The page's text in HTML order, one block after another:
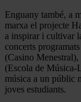
Enguany també, a
marxa el projecte
a inspirar i cultivar
concerts
(Casino
(Escola de Música-
música a un públic
joves estudiants.